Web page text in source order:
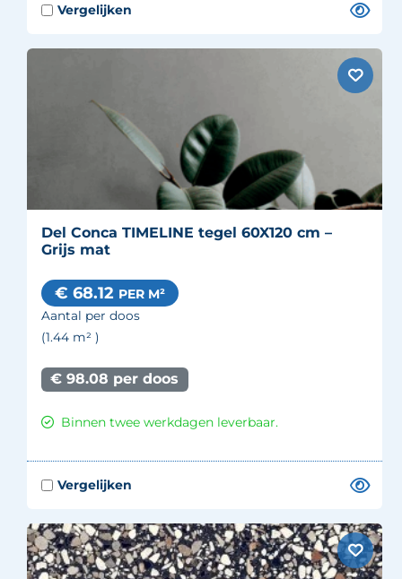
Del Conca TIMELINE tegel 60X120 cm –
Grijs mat
€ 68.12 PER M²
Aantal per doos
(1.44 m² )
€ 98.08 per doos
Binnen twee werkdagen leverbaar.